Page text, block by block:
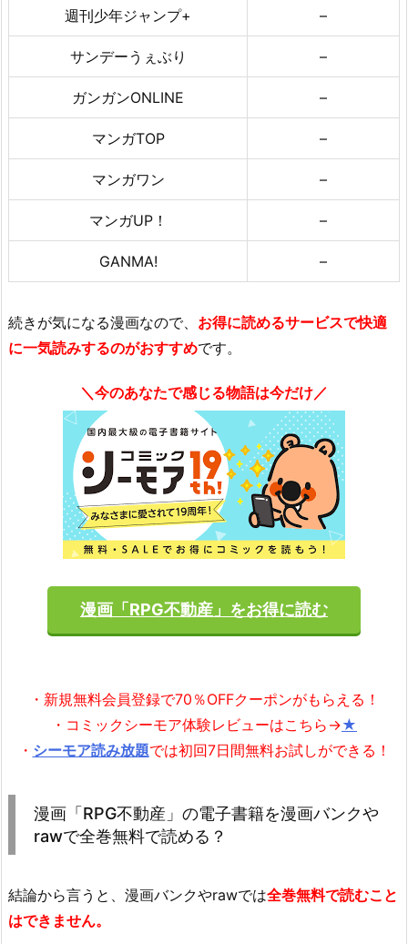
週刊少年ジャンプ+ –
サンデーうぇぶり –
ガンガンONLINE –
マンガTOP –
マンガワン –
マンガUP！ –
GANMA! –
続きが気になる漫画なので、 お得に読めるサービスで快適
に一気読みするのがおすすめです。
＼今のあなたで感じる物語は今だけ／
漫画「RPG不動産」をお得に読む
・新規無料会員登録で70％OFFクーポンがもらえる！
・コミックシーモア体験レビューはこちら→★
・ シーモア読み放題では初回7日間無料お試しができる！
漫画「RPG不動産」の電子書籍を漫画バンクや
rawで全巻無料で読める？
結論から言うと、漫画バンクやrawでは全巻無料で読むこと
はできません。